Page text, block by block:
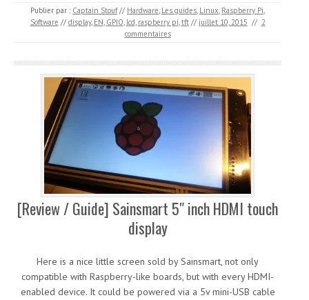
Publier par : Captain Stouf // Hardware, Les guides, Linux, Raspberry Pi,
Software // display, EN, GPIO, lcd, raspberry pi,tft // juillet 10, 2015 // 2
commentaires
[Review / Guide] Sainsmart 5″ inch HDMI touch
display
Here is a nice little screen sold by Sainsmart, not only
compatible with Raspberry-like boards, but with every HDMI-
enabled device. It could be powered via a 5v mini-USB cable